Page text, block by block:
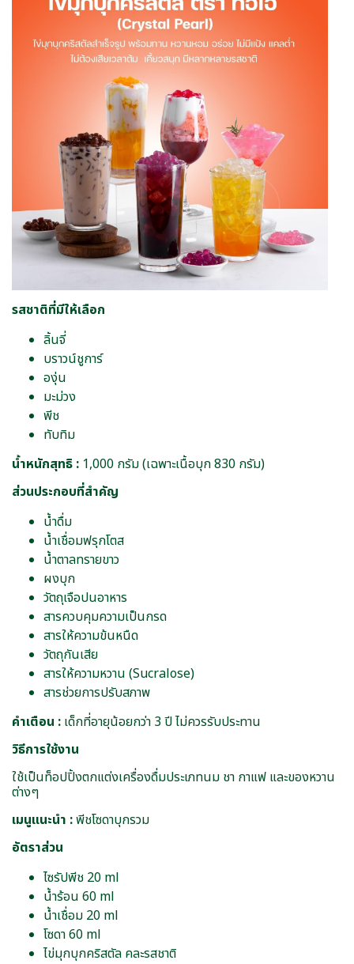
รสชาติที่มีให้เลือก
ลิ้นจี่
บราวน์ชูการ์
องุ่น
มะม่วง
พีช
ทับทิม
น้ำหนักสุทธิ : 1,000 กรัม (เฉพาะเนื้อบุก 830 กรัม)
ส่วนประกอบที่สำคัญ
น้ำดื่ม
น้ำเชื่อมฟรุกโตส
น้ำตาลทรายขาว
ผงบุก
วัตถุเจือปนอาหาร
สารควบคุมความเป็นกรด
สารให้ความข้นหนืด
วัตถุกันเสีย
สารให้ความหวาน (Sucralose)
สารช่วยการปรับสภาพ
คำเตือน : เด็กที่อายุน้อยกว่า 3 ปี ไม่ควรรับประทาน
วิธีการใช้งาน
ใช้เป็นท็อปปิ้งตกแต่งเครื่องดื่มประเภทนม ชา กาแฟ และของหวาน
ต่างๆ
เมนูแนะนำ :พีชโซดาบุกรวม
อัตราส่วน
ไซรัปพีช 20 ml
น้ำร้อน 60 ml
น้ำเชื่อม 20 ml
โซดา 60 ml
ไข่มุกบุกคริสตัล คละรสชาติ